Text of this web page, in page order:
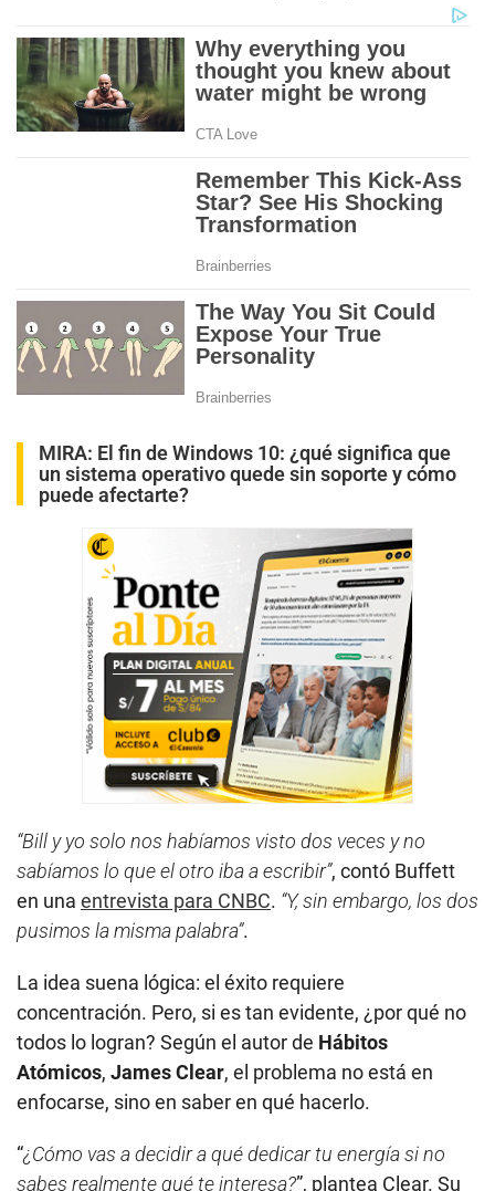
MIRA: El fin de Windows 10: ¿qué significa que
un sistema operativo quede sin soporte y cómo
puede afectarte?
“Bill y yo solo nos habíamos visto dos veces y no
sabíamos lo que el otro iba a escribir”, contó Buffett
en una entrevista para CNBC. “Y, sin embargo, los dos
pusimos la misma palabra”.
La idea suena lógica: el éxito requiere
concentración. Pero, si es tan evidente, ¿por qué no
todos lo logran? Según el autor de Hábitos
Atómicos, James Clear, el problema no está en
enfocarse, sino en saber en qué hacerlo.
“¿Cómo vas a decidir a qué dedicar tu energía si no
sabes realmente qué te interesa?”, plantea Clear. Su